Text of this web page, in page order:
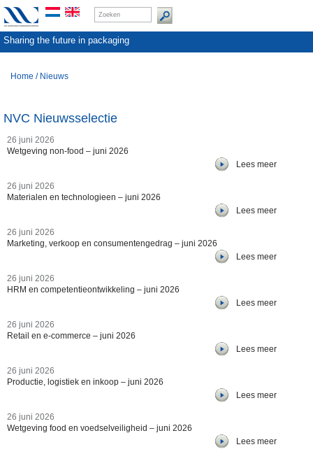
Sharing the future in packaging
Home / Nieuws
NVC Nieuwsselectie
26 juni 2026
Wetgeving non-food – juni 2026
Lees meer
26 juni 2026
Materialen en technologieen – juni 2026
Lees meer
26 juni 2026
Marketing, verkoop en consumentengedrag – juni 2026
Lees meer
26 juni 2026
HRM en competentieontwikkeling – juni 2026
Lees meer
26 juni 2026
Retail en e-commerce – juni 2026
Lees meer
26 juni 2026
Productie, logistiek en inkoop – juni 2026
Lees meer
26 juni 2026
Wetgeving food en voedselveiligheid – juni 2026
Lees meer